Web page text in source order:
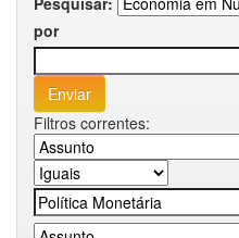
por
Filtros correntes: